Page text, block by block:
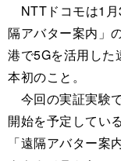
NTTドコモは1月
隔アバター案内」
港で5Gを活用した
本初のこと。
今回の実証実験
開始を予定してい
「遠隔アバター案